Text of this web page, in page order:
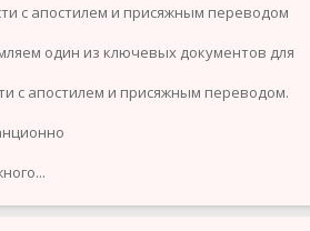
с апостилем и присяжным переводом
один из ключевых документов для
с апостилем и присяжным переводом.